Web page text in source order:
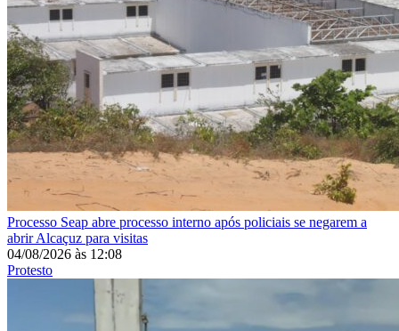
Processo Seap abre processo interno após policiais se negarem a
abrir Alcaçuz para visitas
04/08/2026 às 12:08
Protesto